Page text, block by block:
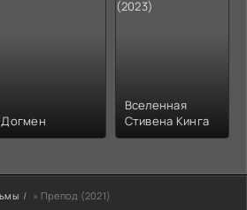
Догмен
Вселенная
Стивена Кинга
» Препод (2021)